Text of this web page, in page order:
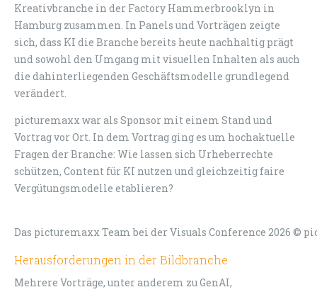
Kreativbranche in der Factory Hammerbrooklyn in
Hamburg zusammen. In Panels und Vorträgen zeigte
sich, dass KI die Branche bereits heute nachhaltig prägt
und sowohl den Umgang mit visuellen Inhalten als auch
die dahinterliegenden Geschäftsmodelle grundlegend
verändert.
picturemaxx war als Sponsor mit einem Stand und
Vortrag vor Ort. In dem Vortrag ging es um hochaktuelle
Fragen der Branche: Wie lassen sich Urheberrechte
schützen, Content für KI nutzen und gleichzeitig faire
Vergütungsmodelle etablieren?
Das picturemaxx Team bei der Visuals Conference 2026 ©
Herausforderungen in der Bildbranche
Mehrere Vorträge, unter anderem zu GenAI,